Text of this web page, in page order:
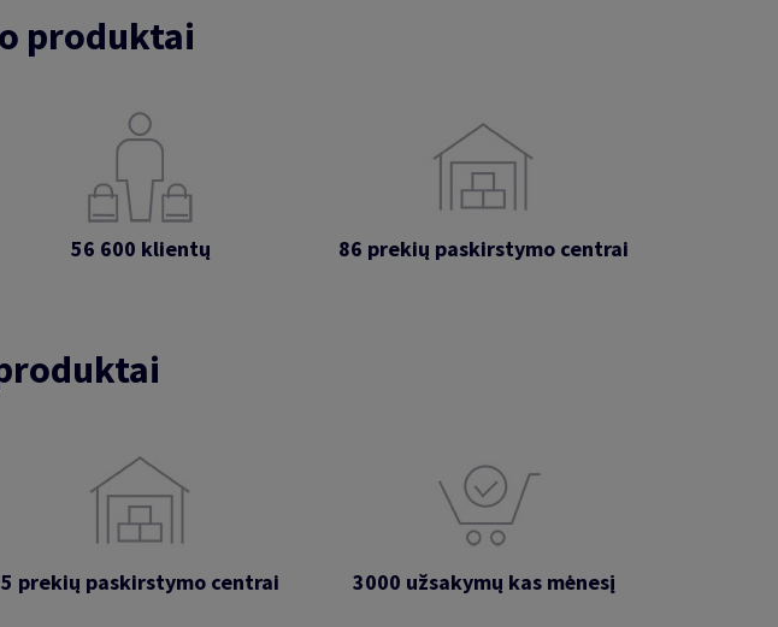
produktai
56 600 klientų 86 prekių paskirstymo centrai
5 prekių paskirstymo centrai 3000 užsakymų kas mėnesį